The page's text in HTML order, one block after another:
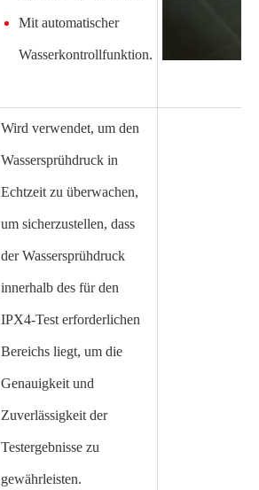
Mit automatischer
Wasserkontrollfunktion.
Wird verwendet, um den
Wassersprühdruck in
Echtzeit zu überwachen,
um sicherzustellen, dass
der Wassersprühdruck
innerhalb des für den
IPX4-Test erforderlichen
Bereichs liegt, um die
Genauigkeit und
Zuverlässigkeit der
Testergebnisse zu
gewährleisten.